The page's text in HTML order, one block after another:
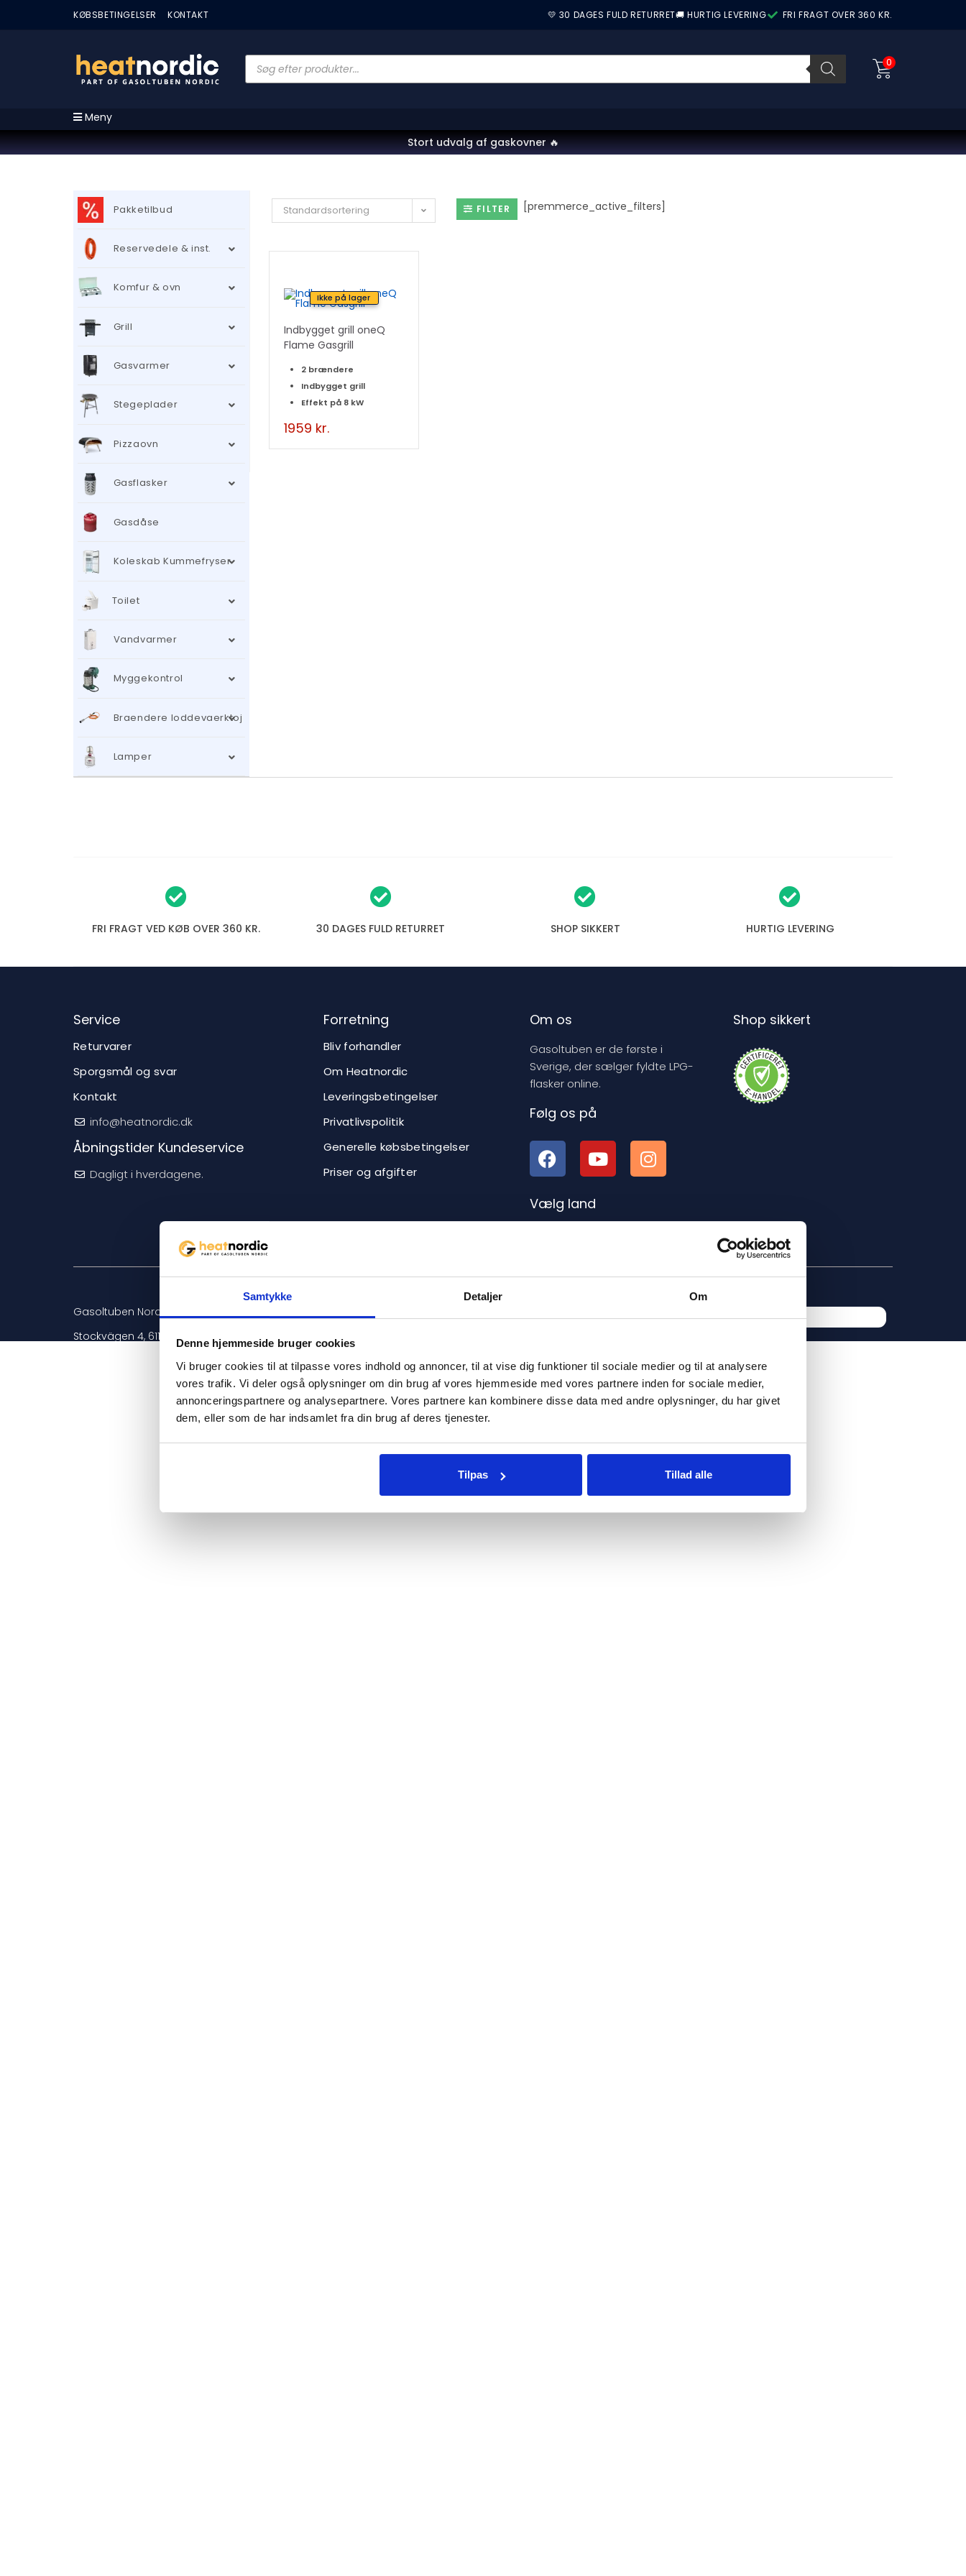
Samtykke Detaljer Om
Denne hjemmeside bruger cookies
Vi bruger cookies til at tilpasse vores indhold og annoncer, til at vise dig funktioner til sociale medier og til at analysere
vores trafik. Vi deler også oplysninger om din brug af vores hjemmeside med vores partnere inden for sociale medier,
annonceringspartnere og analysepartnere. Vores partnere kan kombinere disse data med andre oplysninger, du har givet
dem, eller som de har indsamlet fra din brug af deres tjenester.
Tilpas Tillad alle
KØBSBETINGELSER KONTAKT 💛 30 DAGES FULD RETURRET🚚 HURTIG LEVERING FRI FRAGT OVER 360 KR.
0
Meny
Stort udvalg af gaskovner 🔥
Standardsortering FILTER [premmerce_active_filters]
Ikke på lager
Indbygget grill oneQ
Flame Gasgrill
2 brændere
Indbygget grill
Effekt på 8 kW
1959 kr.
Pakketilbud
Reservedele & inst.
Komfur & ovn
Grill
Gasvarmer
Stegeplader
Pizzaovn
Gasflasker
Gasdåse
Koleskab Kummefryser
Toilet
Vandvarmer
Myggekontrol
Braendere loddevaerktoj
Lamper
FRI FRAGT VED KØB OVER 360 KR. 30 DAGES FULD RETURRET SHOP SIKKERT HURTIG LEVERING
Service
Returvarer
Sporgsmål og svar
Kontakt
info@heatnordic.dk
Åbningstider Kundeservice
Dagligt i hverdagene.
Forretning
Bliv forhandler
Om Heatnordic
Leveringsbetingelser
Privatlivspolitik
Generelle købsbetingelser
Priser og afgifter
Om os
Gasoltuben er de første i
Sverige, der sælger fyldte LPG-
flasker online.
Følg os på
Vælg land
Shop sikkert
Gasoltuben Nordic AB Ⓒ 2022 - Org.nr 556843-8757
Stockvägen 4, 611 75 Enstaberga, Sverige
Sikre betalinger